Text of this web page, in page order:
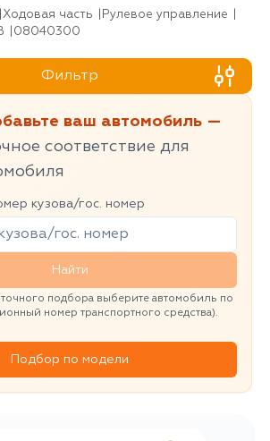
Ходовая часть
рулевое управление
08040300
Фильтр
ваш автомобиль —
соответствие для
кузова/гос. номер
Найти
подбора выберите автомобиль по
номер транспортного средства).
Подбор по модели